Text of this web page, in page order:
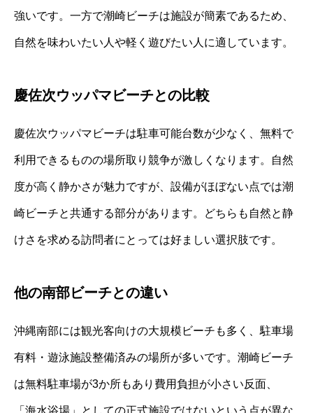
強いです。一方で潮崎ビーチは施設が簡素であるため、
自然を味わいたい人や軽く遊びたい人に適しています。
慶佐次ウッパマビーチとの比較
慶佐次ウッパマビーチは駐車可能台数が少なく、無料で
利用できるものの場所取り競争が激しくなります。自然
度が高く静かさが魅力ですが、設備がほぼない点では潮
崎ビーチと共通する部分があります。どちらも自然と静
けさを求める訪問者にとっては好ましい選択肢です。
他の南部ビーチとの違い
沖縄南部には観光客向けの大規模ビーチも多く、駐車場
有料・遊泳施設整備済みの場所が多いです。潮崎ビーチ
は無料駐車場が3か所もあり費用負担が小さい反面、
「海水浴場」としての正式施設ではないという点が異な